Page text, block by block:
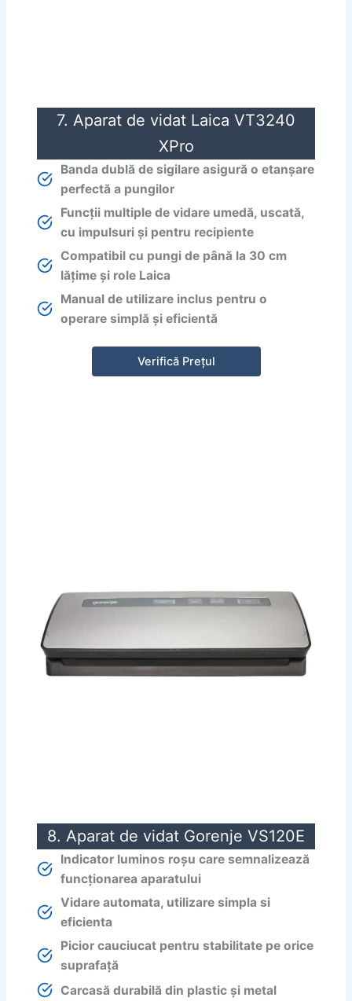
7. Aparat de vidat Laica VT3240
XPro
Banda dublă de sigilare asigură o etanșare
perfectă a pungilor
Funcții multiple de vidare umedă, uscată,
cu impulsuri și pentru recipiente
Compatibil cu pungi de până la 30 cm
lățime și role Laica
Manual de utilizare inclus pentru o
operare simplă și eficientă
Verifică Prețul
8. Aparat de vidat Gorenje VS120E
Indicator luminos roșu care semnalizează
funcționarea aparatului
Vidare automata, utilizare simpla si
eficienta
Picior cauciucat pentru stabilitate pe orice
suprafață
Carcasă durabilă din plastic și metal